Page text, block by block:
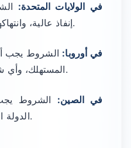
في الولايات المتحدة:
إنفاذ عالية، وانتهاكها قد يؤدي لدعاوى قضائية.
في أوروبا: الشروط يجب
المستهلك، وأي شرط مفرط قد يصبح باطلاً.
في الصين: الشروط
الدولة المدنية أو القوانين الإلزامية.